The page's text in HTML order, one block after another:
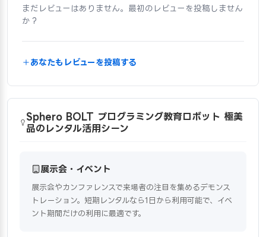
まだレビューはありません。最初のレビューを投稿しません
か？
あなたもレビューを投稿する
Sphero BOLT プログラミング教育ロボット 極美
品のレンタル活用シーン
展示会・イベント
展示会やカンファレンスで来場者の注目を集めるデモンス
トレーション。短期レンタルなら1日から利用可能で、イベ
ント期間だけの利用に最適です。